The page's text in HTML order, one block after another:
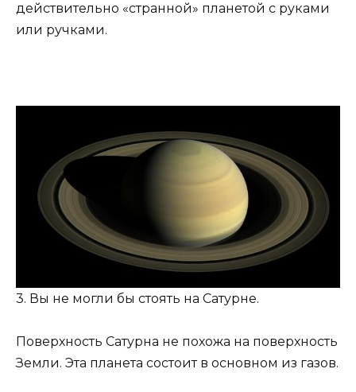
действительно «странной» планетой с руками
или ручками.
3. Вы не могли бы стоять на Сатурне.
Поверхность Сатурна не похожа на поверхность
Земли. Эта планета состоит в основном из газов.